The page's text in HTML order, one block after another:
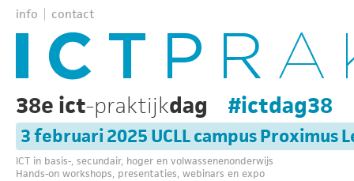
info contact
38e ict-praktijkdag #ictdag38
3 februari 2025 UCLL campus Proximus
ICT in basis-, secundair, hoger en volwassenenonderwijs
Hands-on workshops, presentaties, webinars en expo